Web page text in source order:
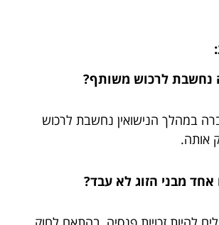
במהלך הנישואין נחשבת לרכוש
אותה.